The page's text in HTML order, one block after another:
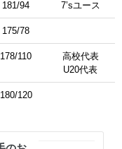
181/94 7’sユース
175/78
178/110
高校代表
U20代表
180/120